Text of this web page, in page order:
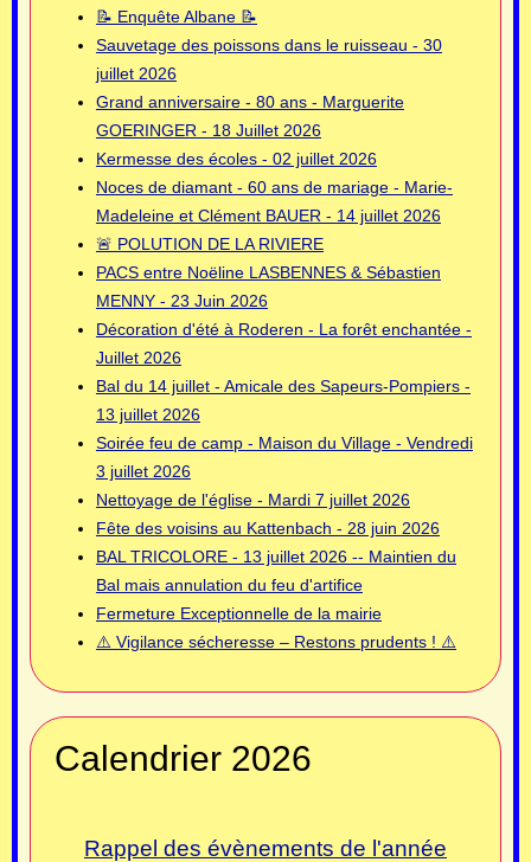
📝 Enquête Albane 📝
Sauvetage des poissons dans le ruisseau - 30
juillet 2026
Grand anniversaire - 80 ans - Marguerite
GOERINGER - 18 Juillet 2026
Kermesse des écoles - 02 juillet 2026
Noces de diamant - 60 ans de mariage - Marie-
Madeleine et Clément BAUER - 14 juillet 2026
🚨 POLUTION DE LA RIVIERE
PACS entre Noëline LASBENNES & Sébastien
MENNY - 23 Juin 2026
Décoration d'été à Roderen - La forêt enchantée -
Juillet 2026
Bal du 14 juillet - Amicale des Sapeurs-Pompiers -
13 juillet 2026
Soirée feu de camp - Maison du Village - Vendredi
3 juillet 2026
Nettoyage de l'église - Mardi 7 juillet 2026
Fête des voisins au Kattenbach - 28 juin 2026
BAL TRICOLORE - 13 juillet 2026 -- Maintien du
Bal mais annulation du feu d'artifice
Fermeture Exceptionnelle de la mairie
⚠️ Vigilance sécheresse – Restons prudents ! ⚠️
Calendrier 2026
Rappel des évènements de l'année